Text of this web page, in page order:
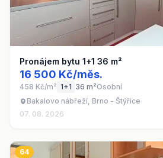
Pronájem bytu 1+1 36 m²
16 500 Kč/měs.
458 Kč/m² 1+1 36 m²Osobní
Bakalovo nábřeží, Brno - Štýřice
07. 08. 2026
64